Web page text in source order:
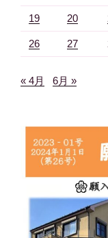
19 20
26 27
« 4月 6月 »